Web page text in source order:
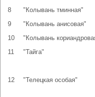
8
"Колывань тминная"
9
"Колывань анисовая"
10
"Колывань
11
"Тайга"
12
"Телецкая особая"